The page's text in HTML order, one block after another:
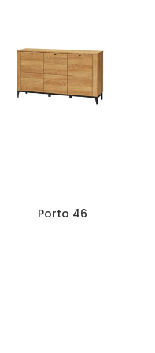
Porto 46